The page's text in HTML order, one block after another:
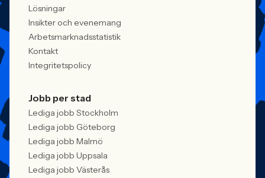
Lösningar
Insikter och evenemang
Arbetsmarknadsstatistik
Kontakt
Integritetspolicy
Jobb per stad
Lediga jobb Stockholm
Lediga jobb Göteborg
Lediga jobb Malmö
Lediga jobb Uppsala
Lediga jobb Västerås